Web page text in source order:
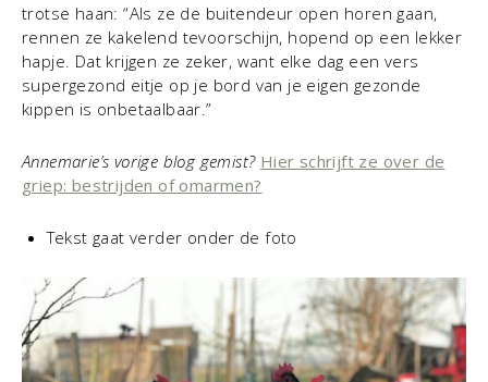
trotse haan: “Als ze de buitendeur open horen gaan,
rennen ze kakelend tevoorschijn, hopend op een lekker
hapje. Dat krijgen ze zeker, want elke dag een vers
supergezond eitje op je bord van je eigen gezonde
kippen is onbetaalbaar.”
Annemarie’s vorige blog gemist? Hier schrijft ze over de
griep: bestrijden of omarmen?
Tekst gaat verder onder de foto